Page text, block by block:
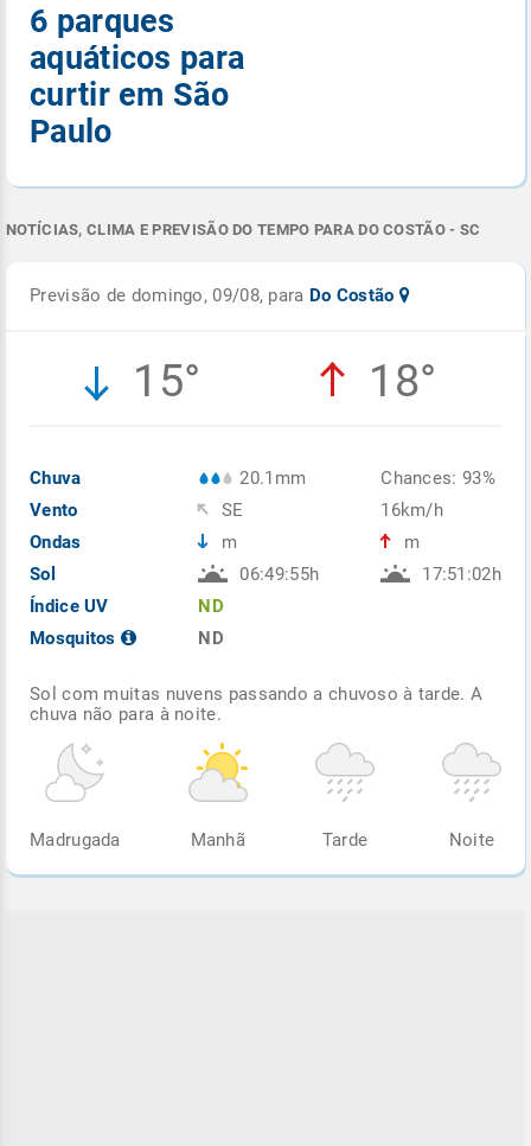
6 parques
aquáticos para
curtir em São
Paulo
NOTÍCIAS, CLIMA E PREVISÃO DO TEMPO PARA DO COSTÃO - SC
Previsão de domingo, 09/08, para Do Costão
15° 18°
Chuva
Vento
Ondas
Sol
Índice UV
Mosquitos
20.1mm
SE
m
06:49:55h
ND
ND
Chances: 93%
16km/h
m
17:51:02h
Sol com muitas nuvens passando a chuvoso à tarde. A
chuva não para à noite.
Madrugada Manhã Tarde Noite